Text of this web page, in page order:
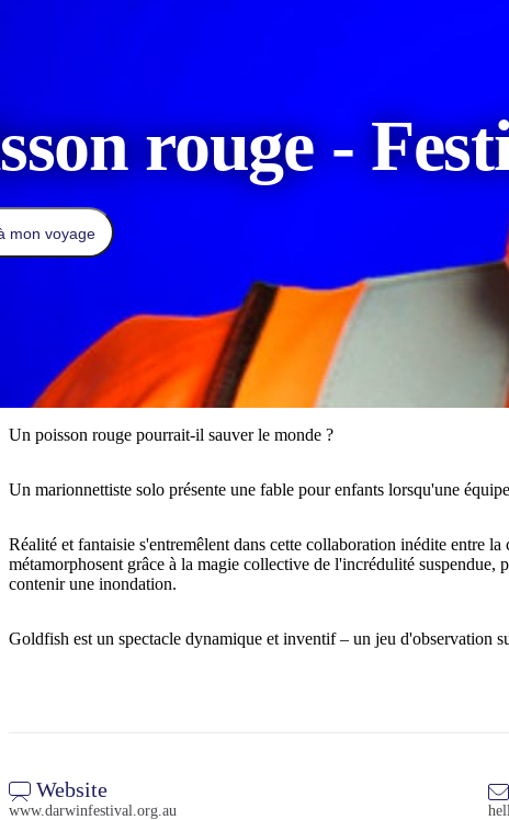
rouge -
mon voyage
Un poisson rouge pourrait-il sauver le monde ?
Un marionnettiste solo présente une fable pour enfants lorsqu'une
Réalité et fantaisie s'entremêlent dans cette collaboration inédite entre
métamorphosent grâce à la magie collective de l'incrédulité suspendue,
contenir une inondation.
Goldfish est un spectacle dynamique et inventif – un jeu d'observation
Website
www.darwinfestival.org.au